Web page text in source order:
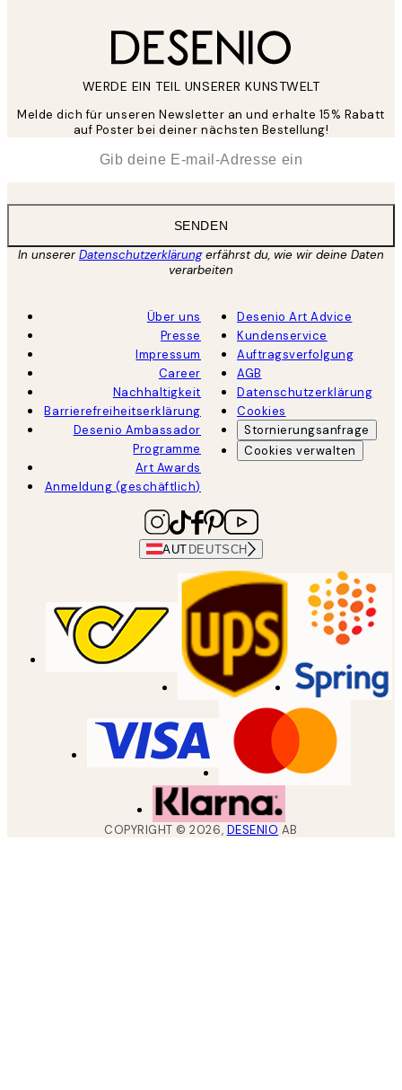
WERDE EIN TEIL UNSERER KUNSTWELT
Melde dich für unseren Newsletter an und erhalte 15% Rabatt
auf Poster bei deiner nächsten Bestellung!
SENDEN
In unsererDatenschutzerklärungerfährst du, wie wir deine Daten
verarbeiten
Über uns
Presse
Impressum
Career
Nachhaltigkeit
Barrierefreiheitserklärung
Desenio Ambassador
Programme
Art Awards
Anmeldung (geschäftlich)
Desenio Art Advice
Kundenservice
Auftragsverfolgung
AGB
Datenschutzerklärung
Cookies
Stornierungsanfrage
Cookies verwalten
AUT DEUTSCH
COPYRIGHT ©2026, DESENIO AB